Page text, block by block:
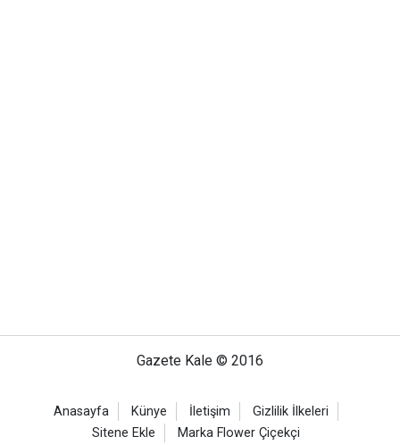
Gazete Kale © 2016
Anasayfa Künye İletişim
Gizlilik İlkeleri
Sitene Ekle
Marka Flower Çiçekçi